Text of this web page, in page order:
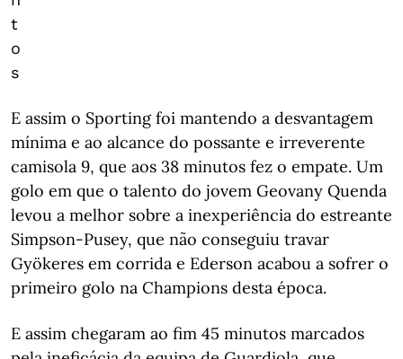
t
o
s
E assim o Sporting foi mantendo a desvantagem
mínima e ao alcance do possante e irreverente
camisola 9, que aos 38 minutos fez o empate. Um
golo em que o talento do jovem Geovany Quenda
levou a melhor sobre a inexperiência do estreante
Simpson-Pusey, que não conseguiu travar
Gyökeres em corrida e Ederson acabou a sofrer o
primeiro golo na Champions desta época.
E assim chegaram ao fim 45 minutos marcados